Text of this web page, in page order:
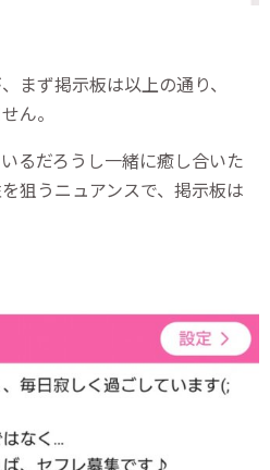
まず掲示板は以上の通り、
ん。
るだろうし一緒に癒し合いた
狙うニュアンスで、掲示板は